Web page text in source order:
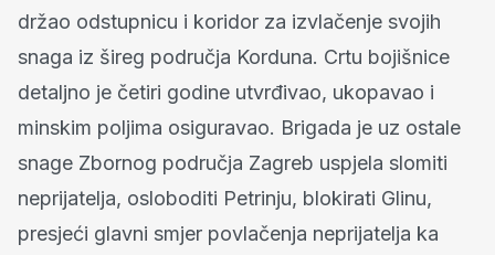
držao odstupnicu i koridor za izvlačenje svojih
snaga iz šireg područja Korduna. Crtu bojišnice
detaljno je četiri godine utvrđivao, ukopavao i
minskim poljima osiguravao. Brigada je uz ostale
snage Zbornog područja Zagreb uspjela slomiti
neprijatelja, osloboditi Petrinju, blokirati Glinu,
presjeći glavni smjer povlačenja neprijatelja ka